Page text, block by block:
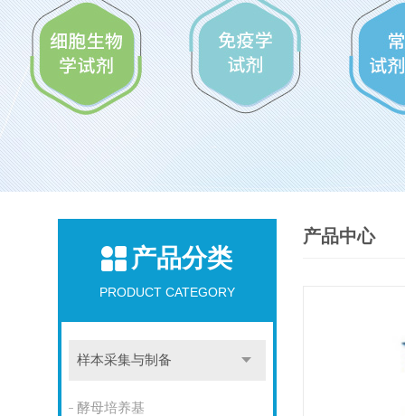
产品分类
PRODUCT CATEGORY
样本采集与制备
酵母培养基
产品中心